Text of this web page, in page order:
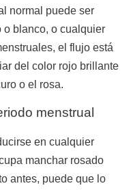
normal puede ser
o blanco, o cualquier
el flujo está
del color rojo brillante
o el rosa.
menstrual
en cualquier
manchar rosado
antes, puede que lo